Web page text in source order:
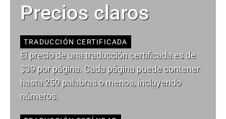
Precios claros
TRADUCCIÓN CERTIFICADA
El precio de una traducción certificada es de
$39 por página. Cada página puede contener
hasta 250 palabras o menos, incluyendo
números.